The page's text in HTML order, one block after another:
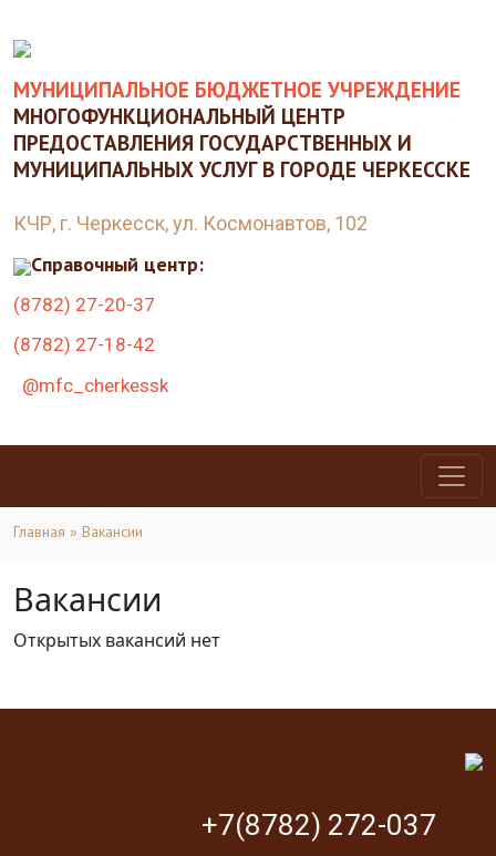
МУНИЦИПАЛЬНОЕ БЮДЖЕТНОЕ УЧРЕЖДЕНИЕ
МНОГОФУНКЦИОНАЛЬНЫЙ ЦЕНТР
ПРЕДОСТАВЛЕНИЯ ГОСУДАРСТВЕННЫХ И
МУНИЦИПАЛЬНЫХ УСЛУГ В ГОРОДЕ ЧЕРКЕССКЕ
КЧР, г. Черкесск, ул. Космонавтов, 102
Справочный центр:
(8782) 27-20-37
(8782) 27-18-42
@mfc_cherkessk
Главная » Вакансии
Вакансии
Открытых вакансий нет
+7(8782) 272-037